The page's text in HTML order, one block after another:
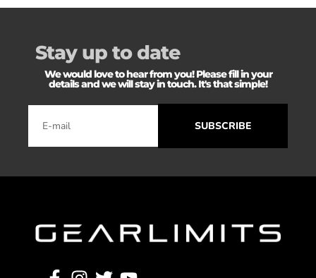
Stay up to date
We would love to hear from you! Please fill in your
details and we will stay in touch. It's that simple!
SUBSCRIBE